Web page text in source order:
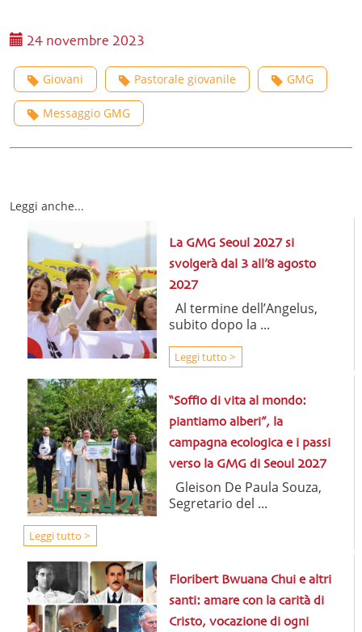
24 novembre 2023
Giovani Pastorale giovanile GMG
Messaggio GMG
Leggi anche...
La GMG Seoul 2027 si
svolgerà dal 3 all’8 agosto
2027
Al termine dell’Angelus,
subito dopo la ...
Leggi tutto >
“Soffio di vita al mondo:
piantiamo alberi”, la
campagna ecologica e i passi
verso la GMG di Seoul 2027
Gleison De Paula Souza,
Segretario del ...
Leggi tutto >
Floribert Bwuana Chui e altri
santi: amare con la carità di
Cristo, vocazione di ogni